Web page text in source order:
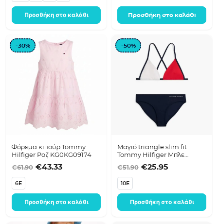
Προσθήκη στο καλάθι Προσθήκη στο καλάθι
-30%
Φόρεμα κιπούρ Tommy
Hilfiger Ροζ KG0KG09174
€61.90 Original price was: €61.90.
€43.33Η τρέχουσα τιμή είναι: €43.33.
6E
Προσθήκη στο καλάθι
-50%
Μαγιό triangle slim fit
Tommy Hilfiger Μπλε
€51.90 Original price
€25.95
10E
Προσθήκη στο καλάθι